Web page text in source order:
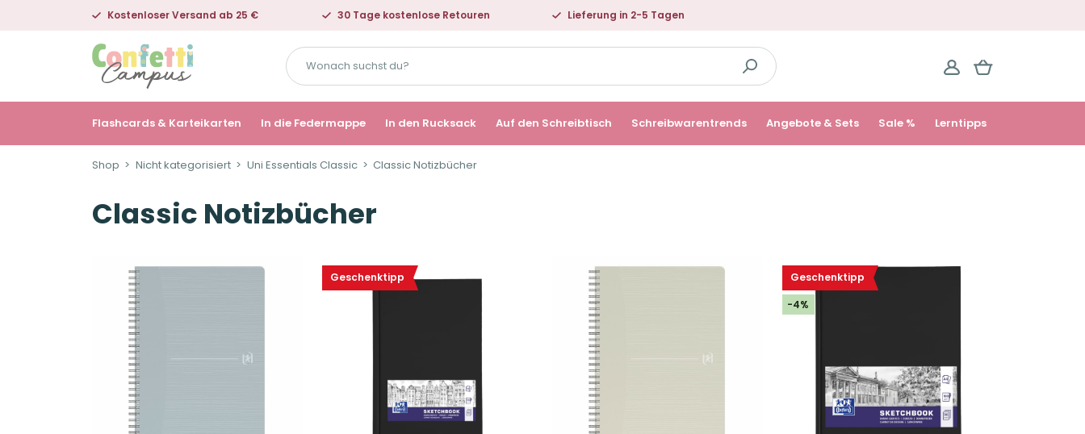
Kostenloser Versand ab 25 € 30 Tage kostenlose Retouren Lieferung in 2-5 Tagen
Wonach
suchst
du?
Flashcards & Karteikarten In die Federmappe In den Rucksack Auf den Schreibtisch Schreibwarentrends Angebote & Sets Sale % Lerntipps
Shop Nicht kategorisiert Uni Essentials Classic Classic Notizbücher
Classic Notizbücher
Geschenktipp
Geschenktipp
-4%